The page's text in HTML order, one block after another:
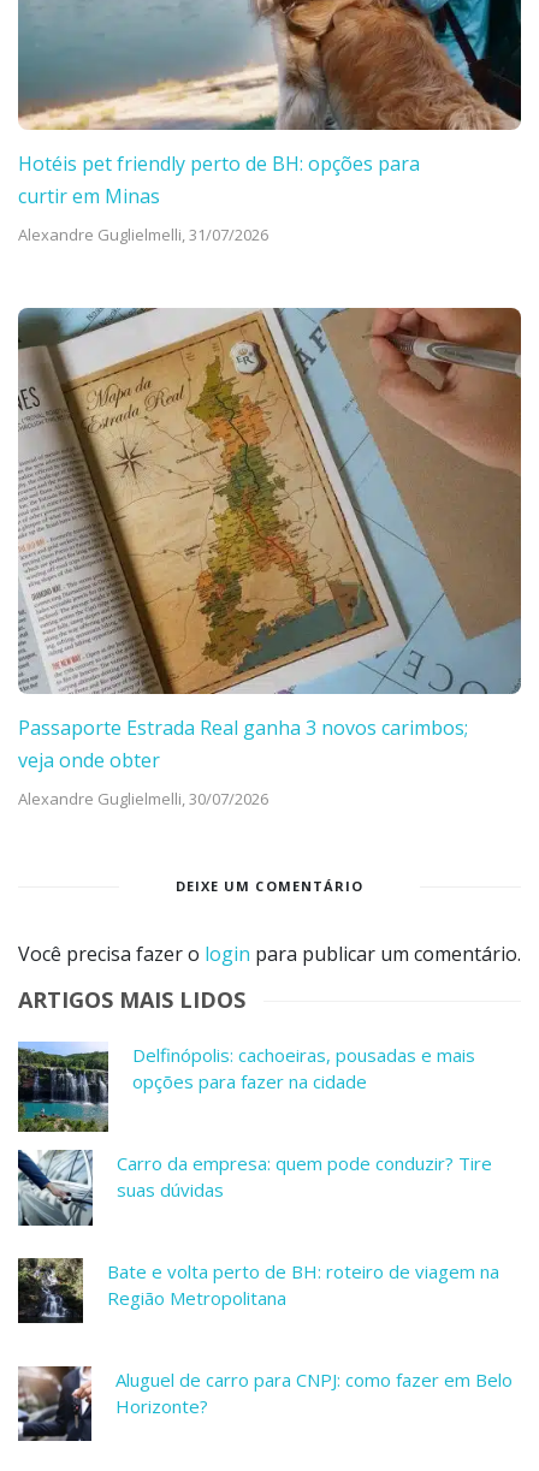
Hotéis pet friendly perto de BH: opções para
curtir em Minas
Alexandre Guglielmelli,31/07/2026
Passaporte Estrada Real ganha 3 novos carimbos;
veja onde obter
Alexandre Guglielmelli,30/07/2026
DEIXE UM COMENTÁRIO
Você precisa fazer o login para publicar um comentário.
ARTIGOS MAIS LIDOS
Delfinópolis: cachoeiras, pousadas e mais
opções para fazer na cidade
Carro da empresa: quem pode conduzir? Tire
suas dúvidas
Bate e volta perto de BH: roteiro de viagem na
Região Metropolitana
Aluguel de carro para CNPJ: como fazer em Belo
Horizonte?